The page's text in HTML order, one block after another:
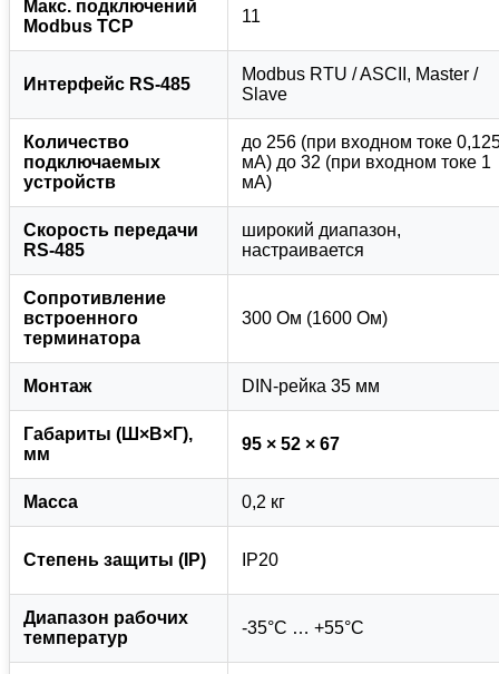
Макс. подключений
Modbus TCP
11
Интерфейс RS-485
Modbus RTU / ASCII, Master /
Slave
Количество
подключаемых
устройств
до 256 (при входном токе
мА) до 32 (при входном токе 1
мА)
Скорость передачи
RS-485
широкий диапазон,
настраивается
Сопротивление
встроенного
терминатора
300 Ом (1600 Ом)
Монтаж DIN-рейка 35 мм
Габариты (Ш×В×Г),
мм
95 × 52 × 67
Масса 0,2 кг
Степень защиты (IP) IP20
Диапазон рабочих
температур
-35°C … +55°C